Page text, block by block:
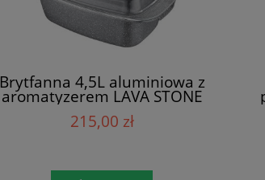
Brytfanna 4,5L aluminiowa z
aromatyzerem LAVA STONE
Florina 32x11 cm
215,00 zł